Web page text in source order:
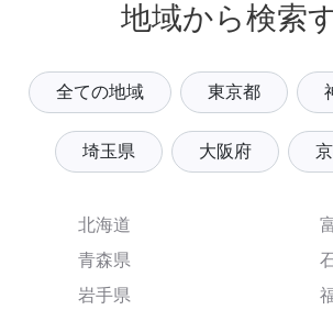
地域から検索
全ての地域 東京都
埼玉県 大阪府
北海道
青森県
岩手県